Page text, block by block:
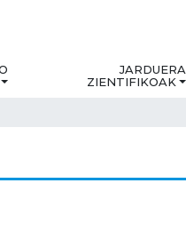
JARDUERA
ZIENTIFIKOAK